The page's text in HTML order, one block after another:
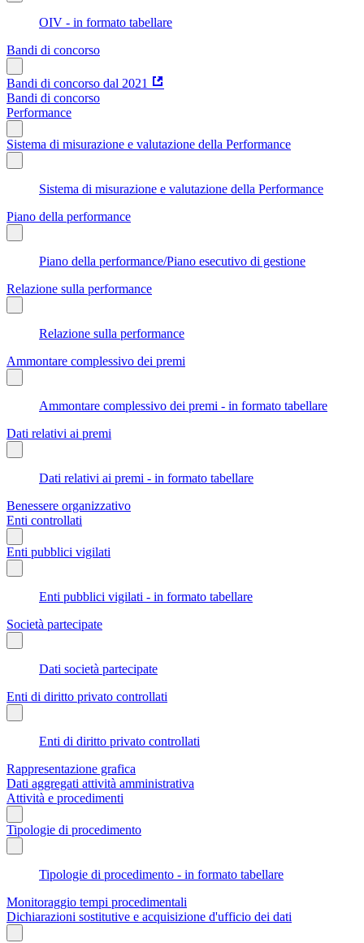
OIV - in formato tabellare
Bandi di concorso
Bandi di concorso dal 2021
Bandi di concorso
Performance
Sistema di misurazione e valutazione della Performance
Sistema di misurazione e valutazione della Performance
Piano della performance
Piano della performance/Piano esecutivo di gestione
Relazione sulla performance
Relazione sulla performance
Ammontare complessivo dei premi
Ammontare complessivo dei premi - in formato tabellare
Dati relativi ai premi
Dati relativi ai premi - in formato tabellare
Benessere organizzativo
Enti controllati
Enti pubblici vigilati
Enti pubblici vigilati - in formato tabellare
Società partecipate
Dati società partecipate
Enti di diritto privato controllati
Enti di diritto privato controllati
Rappresentazione grafica
Dati aggregati attività amministrativa
Attività e procedimenti
Tipologie di procedimento
Tipologie di procedimento - in formato tabellare
Monitoraggio tempi procedimentali
Dichiarazioni sostitutive e acquisizione d'ufficio dei dati